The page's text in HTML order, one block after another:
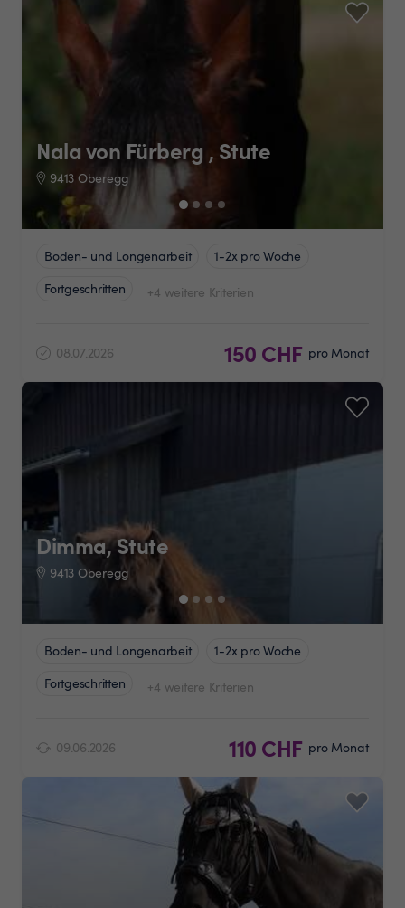
Nala von Fürberg , Stute
9413 Oberegg
Boden- und Longenarbeit
1-2x pro Woche
Fortgeschritten
+4 weitere Kriterien
08.07.2026 150 CHF pro Monat
Dimma, Stute
9413 Oberegg
Boden- und Longenarbeit
1-2x pro Woche
Fortgeschritten
+4 weitere Kriterien
09.06.2026 110 CHF pro Monat